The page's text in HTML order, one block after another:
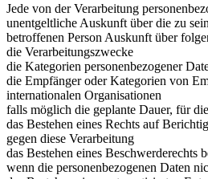
Jede von der Verarbeitung
unentgeltliche Auskunft über die zu
betroffenen Person Auskunft über
die Verarbeitungszwecke
die Kategorien personenbezogener
die Empfänger oder Kategorien von
internationalen Organisationen
falls möglich die geplante Dauer, für
das Bestehen eines Rechts auf
gegen diese Verarbeitung
das Bestehen eines Beschwerderechts
wenn die personenbezogenen Daten